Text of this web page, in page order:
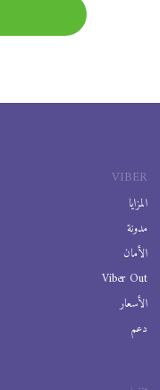
VIBER
المزايا
مدونة
الأمان
Viber Out
الأسعار
دعم